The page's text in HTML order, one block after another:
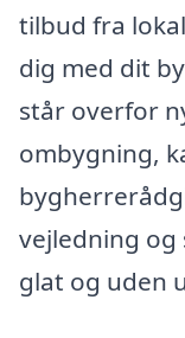
tilbud fra
dig med dit
står overfor
ombygning,
vejledning
glat og uden